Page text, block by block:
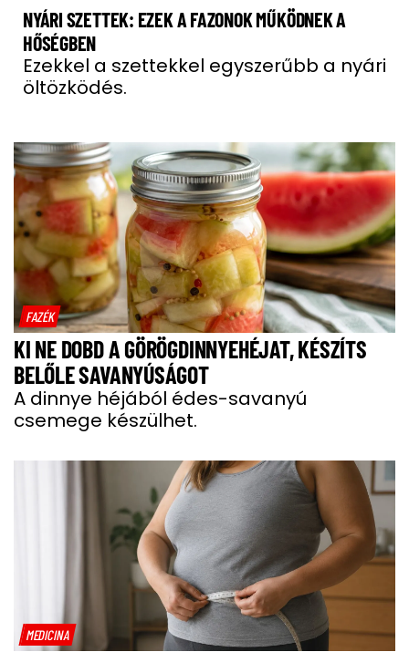
NYÁRI SZETTEK: EZEK A FAZONOK MŰKÖDNEK A
HŐSÉGBEN
Ezekkel a szettekkel egyszerűbb a nyári
öltözködés.
FAZÉK
KI NE DOBD A GÖRÖGDINNYEHÉJAT, KÉSZÍTS
BELŐLE SAVANYÚSÁGOT
A dinnye héjából édes-savanyú
csemege készülhet.
MEDICINA